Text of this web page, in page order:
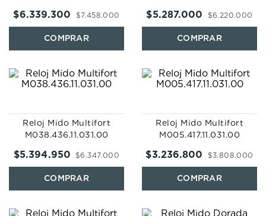
M026.829.17.041.00
$7.458.000
$6.339.300 $6. 220.000
$5.287.000
Reloj Mido Multifort
M038.436.11.031.00
$6 .347.000
$5.394.950
Reloj Mido Multifort
M005.417.11.031.00
$3.808.000
$3.236.800